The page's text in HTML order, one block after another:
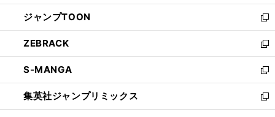
開
く
ウ
で
開
く
ン
ド
ウ
で
開
く
ウ
ィ
ン
ド
ウ
で
開
く
し
い
ウ
ィ
ン
ド
ウ
で
開
ジャンプTOON
新
し
い
ウ
ィ
ン
ド
ウ
ZEBRACK
新
し
い
ウ
ィ
ン
S-MANGA
新
し
い
ウ
集英社ジャンプリミックス
新
し